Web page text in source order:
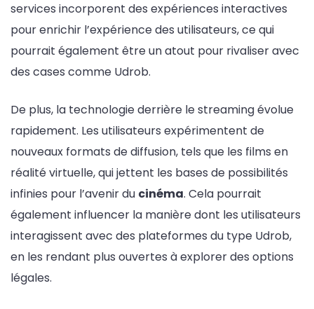
services incorporent des expériences interactives
pour enrichir l’expérience des utilisateurs, ce qui
pourrait également être un atout pour rivaliser avec
des cases comme Udrob.
De plus, la technologie derrière le streaming évolue
rapidement. Les utilisateurs expérimentent de
nouveaux formats de diffusion, tels que les films en
réalité virtuelle, qui jettent les bases de possibilités
infinies pour l’avenir du cinéma. Cela pourrait
également influencer la manière dont les utilisateurs
interagissent avec des plateformes du type Udrob,
en les rendant plus ouvertes à explorer des options
légales.